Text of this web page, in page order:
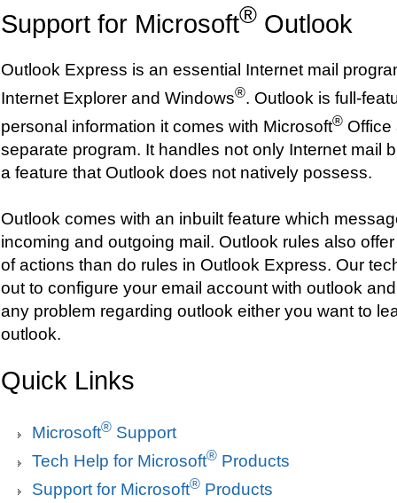
Support for Microsoft® Outlook
Outlook Express is an essential Internet mail
Internet Explorer and Windows®. Outlook is full-
personal information it comes with Microsoft® Office
separate program. It handles not only Internet mail
a feature that Outlook does not natively possess.
Outlook comes with an inbuilt feature which
incoming and outgoing mail. Outlook rules also
of actions than do rules in Outlook Express. Our
out to configure your email account with outlook
any problem regarding outlook either you want to
outlook.
Quick Links
Microsoft® Support
Tech Help for Microsoft® Products
Support for Microsoft® Products